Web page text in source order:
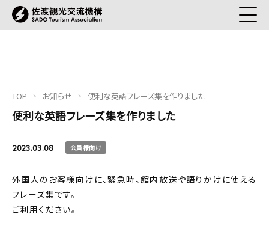
TOP お知らせ 便利な英語フレーズ集を作りました
便利な英語フレーズ集を作りました
2023.03.08 会員様向け
外国人のお客様向けに、緊急時、館内放送や語りかけに使える
フレーズ集です。
ご利用ください。